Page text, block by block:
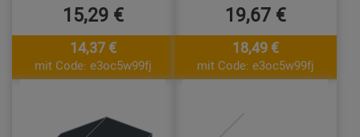
15,29 €
14,37 €
mit Code: e3oc5w99fj
19,67 €
18,49 €
mit Code: e3oc5w99fj